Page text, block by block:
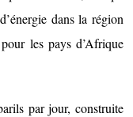
dans la région
les pays d’Afrique
par jour, construite